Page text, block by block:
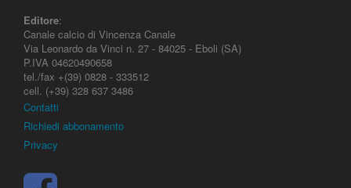
Editore:
Canale calcio di Vincenza Canale
Via Leonardo da Vinci n. 27 - 84025 - Eboli (SA)
P.IVA 04620490658
tel./fax +(39) 0828 - 333512
cell. (+39) 328 637 3486
Contatti
Richiedi abbonamento
Privacy